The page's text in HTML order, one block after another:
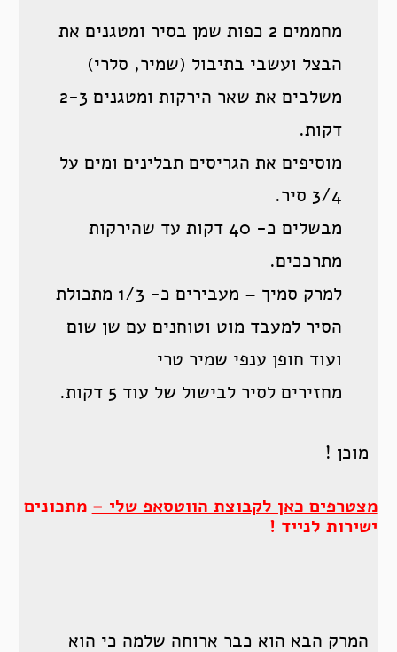
מחממים 2 כפות שמן בסיר ומטגנים את
הבצל ועשבי בתיבול (שמיר, סלרי)
משלבים את שאר הירקות ומטגנים 2-3
דקות.
מוסיפים את הגריסים תבלינים ומים על
3/4 סיר.
מבשלים כ- 40 דקות עד שהירקות
מתרככים.
למרק סמיך – מעבירים כ- 1/3 מתכולת
הסיר למעבד מוט וטוחנים עם שן שום
ועוד חופן ענפי שמיר טרי
מחזירים לסיר לבישול של עוד 5 דקות.
מוכן !
מצטרפים כאן לקבוצת הווטסאפ שלי – מתכונים
ישירות לנייד !
המרק הבא הוא כבר ארוחה שלמה כי הוא